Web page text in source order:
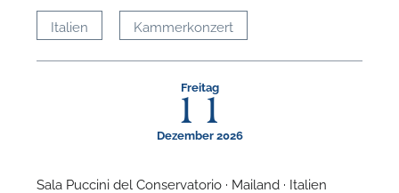
Italien Kammerkonzert
Freitag
11
Dezember 2026
Sala Puccini del Conservatorio · Mailand · Italien